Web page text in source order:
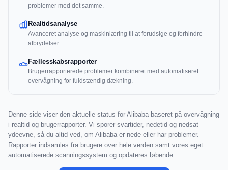
problemer med det samme.
Realtidsanalyse
Avanceret analyse og maskinlæring til at forudsige og forhindre
afbrydelser.
Fællesskabsrapporter
Brugerrapporterede problemer kombineret med automatiseret
overvågning for fuldstændig dækning.
Denne side viser den aktuelle status for Alibaba baseret på overvågning
i realtid og brugerrapporter. Vi sporer svartider, nedetid og nedsat
ydeevne, så du altid ved, om Alibaba er nede eller har problemer.
Rapporter indsamles fra brugere over hele verden samt vores eget
automatiserede scanningssystem og opdateres løbende.